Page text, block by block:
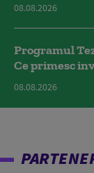
08.08.2026
Programul
Ce primesc
08.08.2026